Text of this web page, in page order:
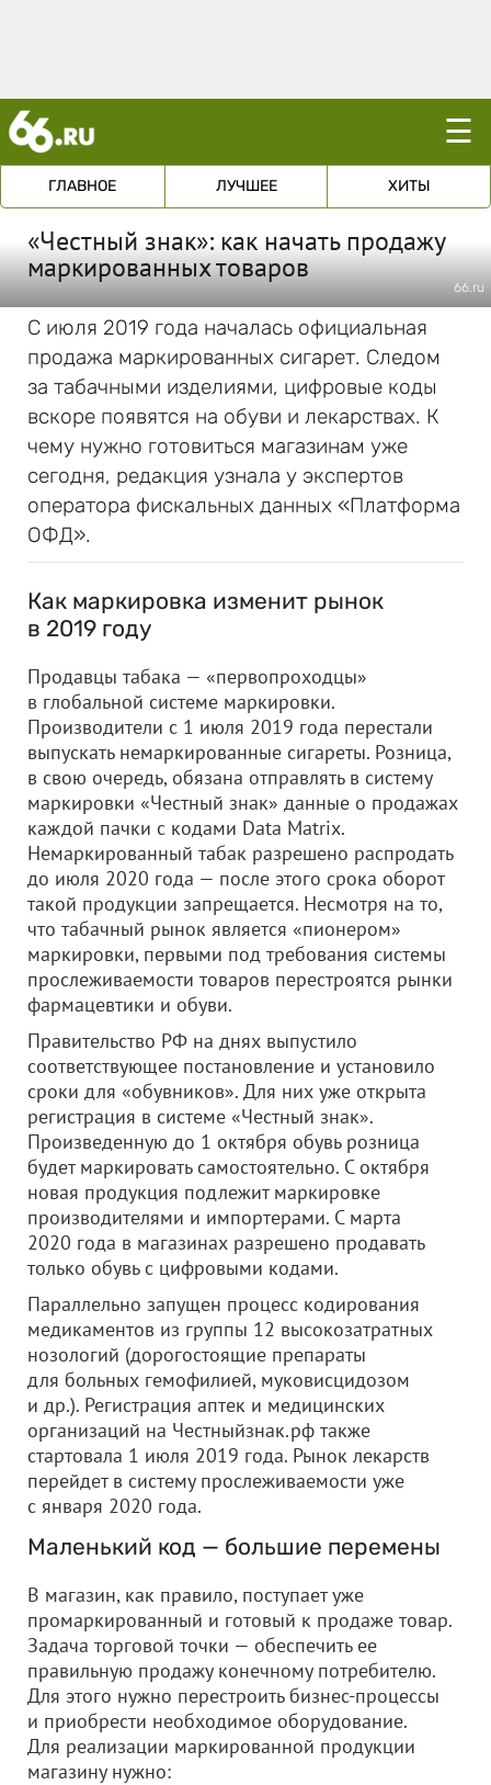
☰
ГЛАВНОЕ ЛУЧШЕЕ ХИТЫ
«Честный знак»: как начать продажу
маркированных товаров
66.ru
С июля 2019 года началась официальная
продажа маркированных сигарет. Следом
за табачными изделиями, цифровые коды
вскоре появятся на обуви и лекарствах. К
чему нужно готовиться магазинам уже
сегодня, редакция узнала у экспертов
оператора фискальных данных «Платформа
ОФД».
Как маркировка изменит рынок
в 2019 году
Продавцы табака — «первопроходцы»
в глобальной системе маркировки.
Производители с 1 июля 2019 года перестали
выпускать немаркированные сигареты. Розница,
в свою очередь, обязана отправлять в систему
маркировки «Честный знак» данные о продажах
каждой пачки с кодами Data Matrix.
Немаркированный табак разрешено распродать
до июля 2020 года — после этого срока оборот
такой продукции запрещается. Несмотря на то,
что табачный рынок является «пионером»
маркировки, первыми под требования системы
прослеживаемости товаров перестроятся рынки
фармацевтики и обуви.
Правительство РФ на днях выпустило
соответствующее постановление и установило
сроки для «обувников». Для них уже открыта
регистрация в системе «Честный знак».
Произведенную до 1 октября обувь розница
будет маркировать самостоятельно. С октября
новая продукция подлежит маркировке
производителями и импортерами. С марта
2020 года в магазинах разрешено продавать
только обувь с цифровыми кодами.
Параллельно запущен процесс кодирования
медикаментов из группы 12 высокозатратных
нозологий (дорогостоящие препараты
для больных гемофилией, муковисцидозом
и др.). Регистрация аптек и медицинских
организаций на Честныйзнак.рф также
стартовала 1 июля 2019 года. Рынок лекарств
перейдет в систему прослеживаемости уже
с января 2020 года.
Маленький код — большие перемены
В магазин, как правило, поступает уже
промаркированный и готовый к продаже товар.
Задача торговой точки — обеспечить ее
правильную продажу конечному потребителю.
Для этого нужно перестроить бизнес-процессы
и приобрести необходимое оборудование.
Для реализации маркированной продукции
магазину нужно: